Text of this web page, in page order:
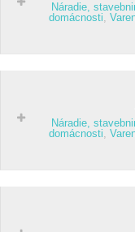
Náradie,
domácnosti,
Náradie,
domácnosti,